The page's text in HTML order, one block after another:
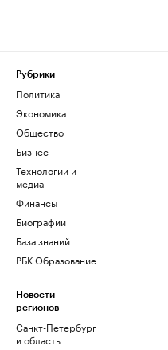
Рубрики
Политика
Экономика
Общество
Бизнес
Технологии и
медиа
Финансы
Биографии
База знаний
РБК Образование
Новости
регионов
Санкт-Петербург
и область